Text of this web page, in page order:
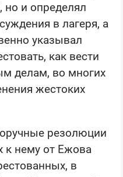
но и определял
в лагеря, а
указывал
как вести
делам, во многих
жестоких
резолюции
к нему от Ежова
в